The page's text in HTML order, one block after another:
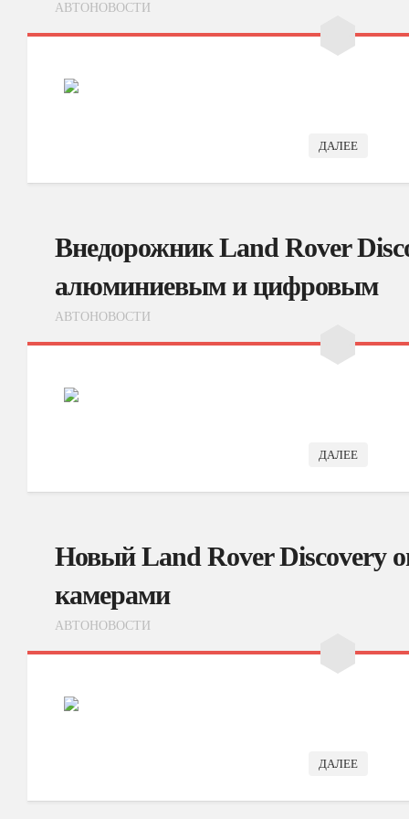
АВТОНОВОСТИ
ДАЛЕЕ
Внедорожник Land Rover
алюминиевым и цифровым
АВТОНОВОСТИ
ДАЛЕЕ
Новый Land Rover Discovery
камерами
АВТОНОВОСТИ
ДАЛЕЕ